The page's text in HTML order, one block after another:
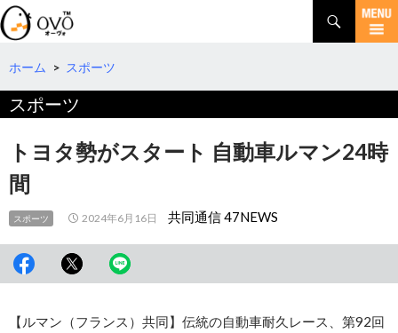
検
索
コ
テ
へ
ホーム > スポーツ
スポーツ
トヨタ勢がスタート 自動車ルマン24時
間
スポーツ 2024年6月16日 共同通信 47NEWS
【ルマン（フランス）共同】伝統の自動車耐久レース、第92回